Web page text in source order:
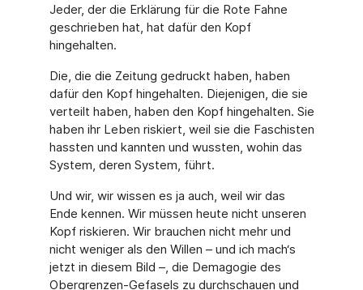
Jeder, der die Erklärung für die Rote Fahne
geschrieben hat, hat dafür den Kopf
hingehalten.
Die, die die Zeitung gedruckt haben, haben
dafür den Kopf hingehalten. Diejenigen, die sie
verteilt haben, haben den Kopf hingehalten. Sie
haben ihr Leben riskiert, weil sie die Faschisten
hassten und kannten und wussten, wohin das
System, deren System, führt.
Und wir, wir wissen es ja auch, weil wir das
Ende kennen. Wir müssen heute nicht unseren
Kopf riskieren. Wir brauchen nicht mehr und
nicht weniger als den Willen – und ich mach‘s
jetzt in diesem Bild –, die Demagogie des
Obergrenzen-Gefasels zu durchschauen und